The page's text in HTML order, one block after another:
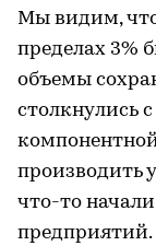
Мы видим,
пределах 3%
объемы
столкнулись
производить
что-то
предприятий.